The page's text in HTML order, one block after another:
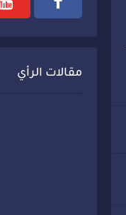
مقالات الرأي